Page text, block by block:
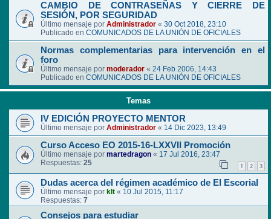
CAMBIO DE CONTRASEÑAS Y CIERRE DE
SESIÓN, POR SEGURIDAD
Último mensaje por Administrador « 30 Oct 2018, 23:10
Publicado en COMUNICADOS DE LA UNIÓN DE OFICIALES
Normas complementarias para intervención en el
foro
Último mensaje por moderador « 24 Feb 2006, 14:43
Publicado en COMUNICADOS DE LA UNIÓN DE OFICIALES
Temas
IV EDICIÓN PROYECTO MENTOR
Último mensaje por Administrador « 14 Dic 2023, 13:49
Curso Acceso EO 2015-16-LXXVII Promoción
Último mensaje por martedragon « 17 Jul 2016, 23:47
Respuestas: 25 1 2 3
Dudas acerca del régimen académico de El Escorial
Último mensaje por klt « 10 Jul 2015, 11:17
Respuestas: 7
Consejos para estudiar